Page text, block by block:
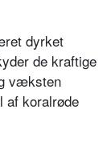
dyrket
de kraftige
væksten
af koralrøde